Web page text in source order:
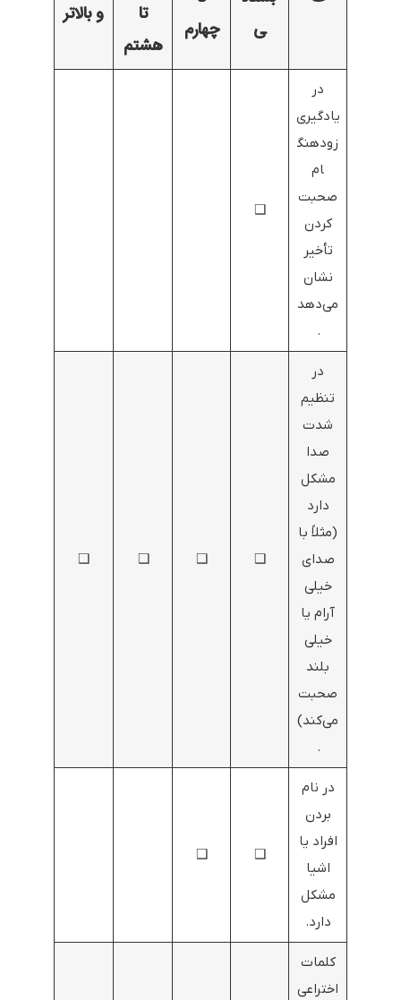
ی
چهارم
تا
هشتم
و بالاتر
در
یادگیری
زودهنگ
ام
صحبت
کردن
تأخیر
نشان
می‌دهد
.
❑
در
تنظیم
شدت
صدا
مشکل
دارد
(مثلاً با
صدای
خیلی
آرام یا
خیلی
بلند
صحبت
می‌کند)
.
❑
❑
❑
❑
در نام
بردن
افراد یا
اشیا
مشکل
دارد.
❑
❑
کلمات
اختراعی